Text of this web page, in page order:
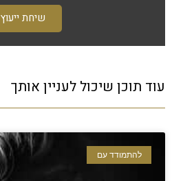
שיחת ייעוץ
עוד תוכן שיכול לעניין אותך
להתמודד עם